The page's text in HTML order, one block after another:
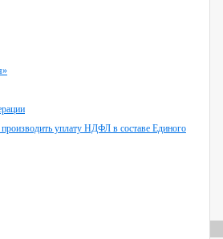
уплату НДФЛ в составе Единого